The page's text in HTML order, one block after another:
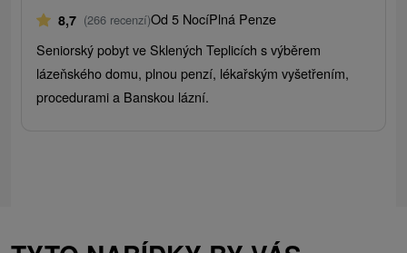
8,7 (266 recenzí)Od 5 NocíPlná Penze
Seniorský pobyt ve Sklených Teplicích s výběrem
lázeňského domu, plnou penzí, lékařským vyšetřením,
procedurami a Banskou lázní.